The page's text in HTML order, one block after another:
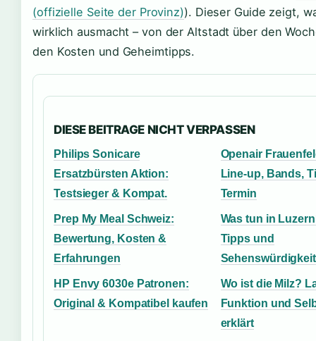
(offizielle Seite der Provinz)). Dieser Guide zeigt,
wirklich ausmacht – von der Altstadt über den
den Kosten und Geheimtipps.
DIESE BEITRAGE NICHT VERPASSEN
Philips Sonicare
Ersatzbürsten Aktion:
Testsieger & Kompat.
Openair
Line-up, Bands,
Termin
Prep My Meal Schweiz:
Bewertung, Kosten &
Erfahrungen
Was tun in
Tipps und
HP Envy 6030e Patronen:
Original & Kompatibel kaufen
Wo ist die Milz?
Funktion und
erklärt